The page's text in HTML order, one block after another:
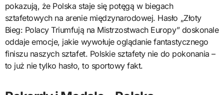
pokazują, że Polska staje się potęgą w biegach
sztafetowych na arenie międzynarodowej. Hasło „Złoty
Bieg: Polacy Triumfują na Mistrzostwach Europy” doskonale
oddaje emocje, jakie wywołuje oglądanie fantastycznego
finiszu naszych sztafet. Polskie sztafety nie do pokonania –
to już nie tylko hasło, to sportowy fakt.